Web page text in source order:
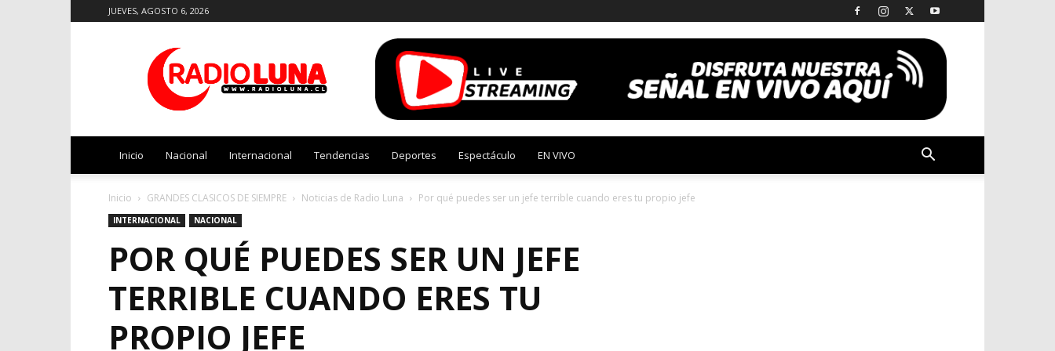
JUEVES, AGOSTO 6, 2026
Luna
Inicio Nacional Internacional Tendencias Deportes Espectáculo EN VIVO
Inicio GRANDES CLASICOS DE SIEMPRE Noticias de Radio Luna Por qué puedes ser un jefe terrible cuando eres tu propio jefe
INTERNACIONAL NACIONAL
POR QUÉ PUEDES SER UN JEFE
TERRIBLE CUANDO ERES TU
PROPIO JEFE